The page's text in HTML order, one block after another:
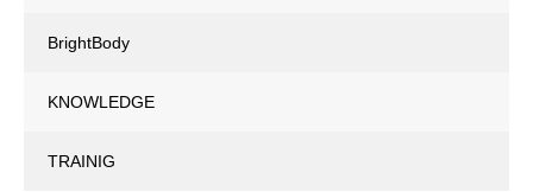
BrightBody
KNOWLEDGE
TRAINIG